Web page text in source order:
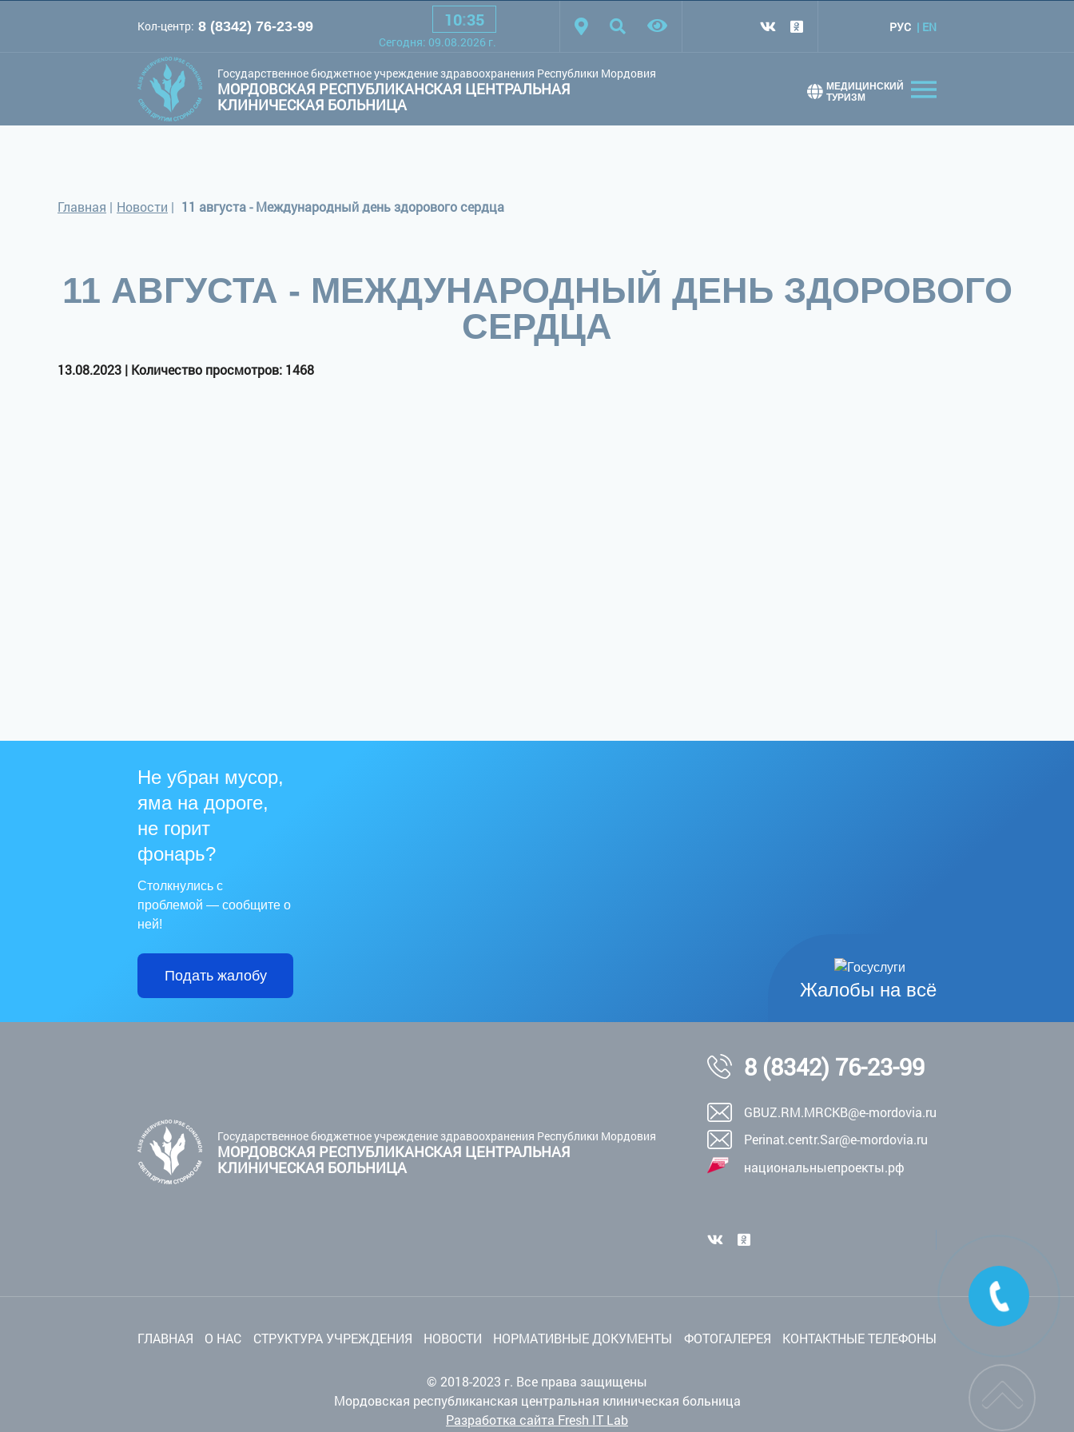
Шрифт: A A A Белая схема Черная схема Обычный сайт
Кол-центр: 8 (8342) 76-23-99 10:35
Cегодня: 09.08.2026 г.
РУС EN
Государственное бюджетное учреждение здравоохранения Республики Мордовия
МОРДОВСКАЯ РЕСПУБЛИКАНСКАЯ ЦЕНТРАЛЬНАЯ
КЛИНИЧЕСКАЯ БОЛЬНИЦА
МЕДИЦИНСКИЙ
ТУРИЗМ
Главная | Новости | 11 августа - Международный день здорового сердца
11 АВГУСТА - МЕЖДУНАРОДНЫЙ ДЕНЬ ЗДОРОВОГО
СЕРДЦА
13.08.2023 | Количество просмотров: 1468
Жалобы на всё
Не убран мусор,
яма на дороге,
не горит
фонарь?
Столкнулись с
проблемой — сообщите о
ней!
Подать жалобу
Государственное бюджетное учреждение здравоохранения Республики Мордовия
МОРДОВСКАЯ РЕСПУБЛИКАНСКАЯ ЦЕНТРАЛЬНАЯ
КЛИНИЧЕСКАЯ БОЛЬНИЦА
8 (8342) 76-23-99
GBUZ.RM.MRCKB@e-mordovia.ru
Perinat.centr.Sar@e-mordovia.ru
национальныепроекты.рф
ГЛАВНАЯ О НАС СТРУКТУРА УЧРЕЖДЕНИЯ НОВОСТИ НОРМАТИВНЫЕ ДОКУМЕНТЫ ФОТОГАЛЕРЕЯ КОНТАКТНЫЕ ТЕЛЕФОНЫ
© 2018-2023 г. Все права защищены
Мордовская республиканская центральная клиническая больница
Разработка сайта Fresh IT Lab